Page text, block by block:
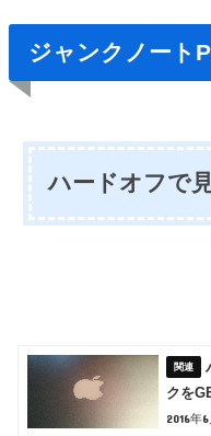
ジャンクノート
ハードオフで
クを
2016年6